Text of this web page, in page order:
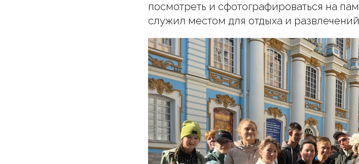
посмотреть и сфотографироваться на
служил местом для отдыха и